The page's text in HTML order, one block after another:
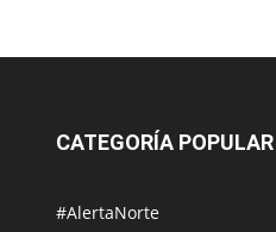
CATEGORÍA POPULAR
#AlertaNorte